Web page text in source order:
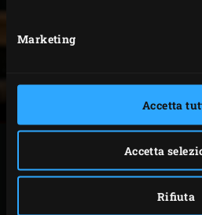
Marketing
Accetta
Accetta
Rifiuta
ACCESSORI